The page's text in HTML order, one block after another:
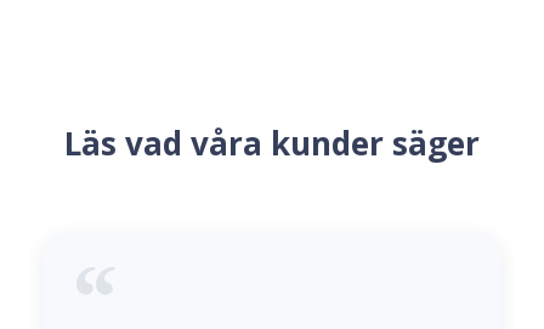
Läs vad våra kunder säger